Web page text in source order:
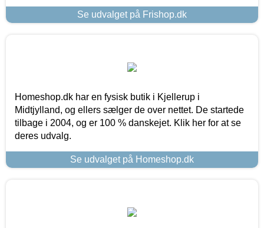
Se udvalget på Frishop.dk
Homeshop.dk har en fysisk butik i Kjellerup i
Midtjylland, og ellers sælger de over nettet. De startede
tilbage i 2004, og er 100 % danskejet. Klik her for at se
deres udvalg.
Se udvalget på Homeshop.dk